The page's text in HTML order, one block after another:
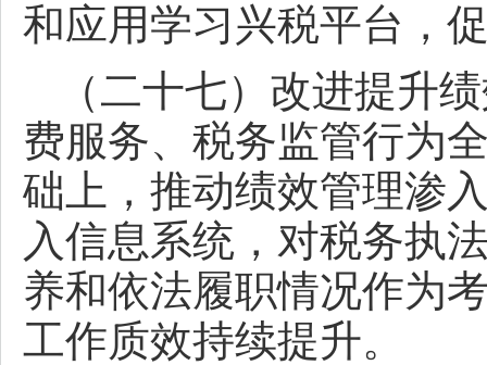
和应用学习兴税平台，
（二十七）改进提升
费服务、税务监管行为
础上，推动绩效管理渗
入信息系统，对税务执
养和依法履职情况作为
工作质效持续提升。